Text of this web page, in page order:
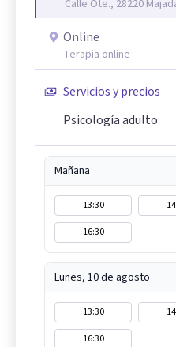
Calle Ote., 28220
Online
Terapia online
Servicios y precios
Psicología adulto
Mañana
13:30
16:30
Lunes, 10 de agosto
13:30
16:30